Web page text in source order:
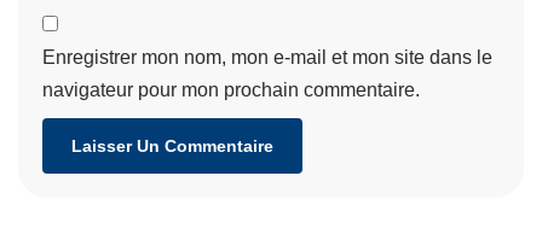
Enregistrer mon nom, mon e-mail et mon site dans le
navigateur pour mon prochain commentaire.